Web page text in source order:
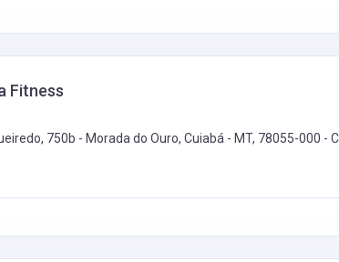
Fitness
750b - Morada do Ouro, Cuiabá - MT, 78055-000 -